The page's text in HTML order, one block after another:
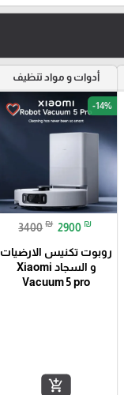
أدوات و مواد تنظيف
favorite_border -14%
3400 ₪ 2900 ₪
روبوت تكنيس الارضيات
و السجاد Xiaomi
Vacuum 5 pro
add_shopping_cart